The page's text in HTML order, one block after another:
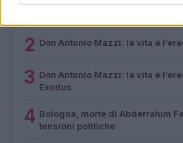
2 Don Antonio Mazzi: la vita e
3 Don Antonio Mazzi: la vita e
Exodus
4 Bologna, morte di Abderrahim
tensioni politiche